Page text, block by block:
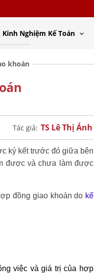
Kinh Nghiệm Kế Toán
khoán
Tác giả: TS Lê Thị Ánh
ký kết trước đó giữa bên
được và chưa làm được
đồng giao khoán do kế
việc và giá trị của hợp